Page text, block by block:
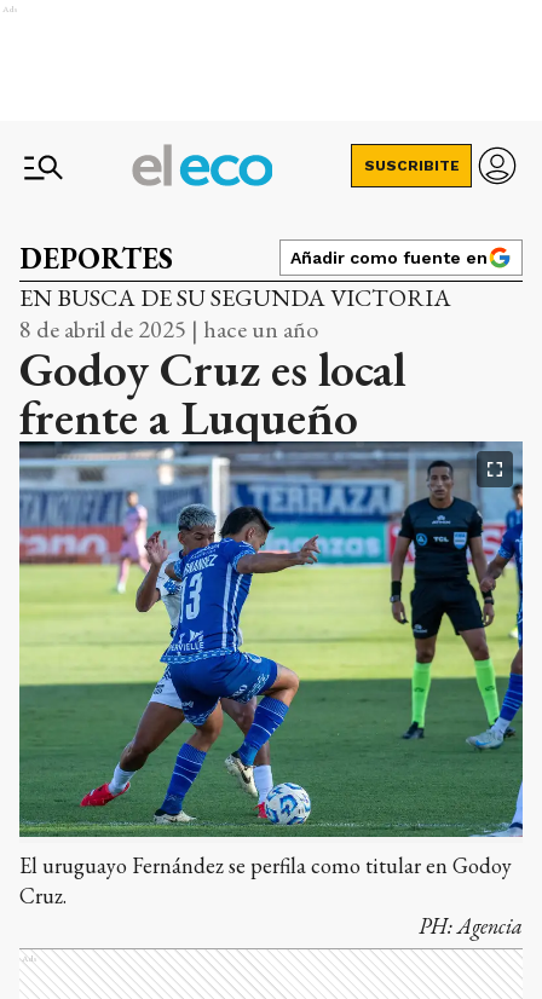
Ads
SUSCRIBITE
DEPORTES Añadir como fuente en
EN BUSCA DE SU SEGUNDA VICTORIA
8 de abril de 2025 | hace un año
Godoy Cruz es local
frente a Luqueño
El uruguayo Fernández se perfila como titular en Godoy
Cruz.
PH:Agencia
Ads